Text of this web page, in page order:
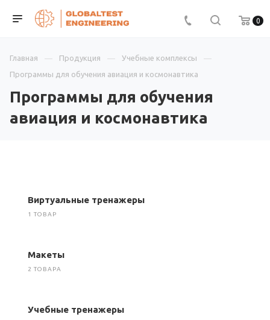
0
Главная Продукция
Учебные комплексы
Программы для обучения авиация и космонавтика
Программы для обучения
авиация и космонавтика
Виртуальные тренажеры
1 ТОВАР
Макеты
2 ТОВАРА
Учебные тренажеры